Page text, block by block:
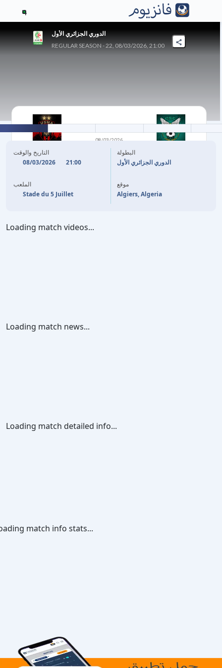
4
الدوري الجزائري الأول
REGULAR SEASON - 22, 08/03/2026, 21:00
اتحاد الجزائر
08/03/2026
التاريخ والوقت
08/03/2026
21:00
الملعب
Stade du 5 Juillet
البطولة
الدوري الجزائري الأول
موقع
Algiers, Algeria
Loading match videos...
Loading match news...
Loading match detailed info...
match info stats...